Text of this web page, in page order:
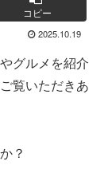
コピー
2025.10.19
グルメを紹介
覧いただきあ
？